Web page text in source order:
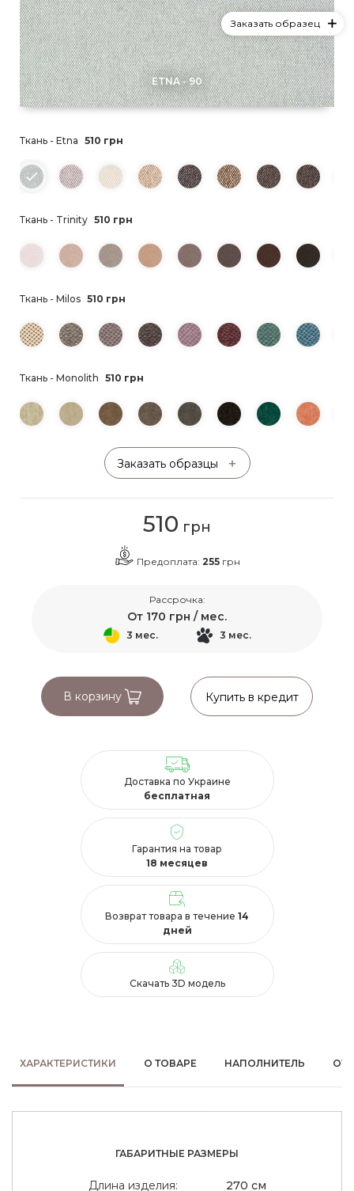
Доставка по Украине
бесплатная
Гарантия на товар
18 месяцев
Возврат товара в течение 14
дней
Скачать 3D модель
ETNA - 90
Заказать образец
Ткань - Etna 510 грн
Ткань - Trinity 510 грн
Ткань - Milos 510 грн
Ткань - Monolith 510 грн
Заказать образцы
510 грн
Предоплата: 255грн
Рассрочка:
От 170 грн / мес.
3 мес. 3 мес.
В корзину Купить в кредит
ХАРАКТЕРИСТИКИ О ТОВАРЕ НАПОЛНИТЕЛЬ
ГАБАРИТНЫЕ РАЗМЕРЫ
Длина изделия: 270 см